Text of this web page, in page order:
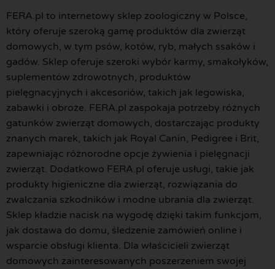
FERA.pl to internetowy sklep zoologiczny w Polsce,
który oferuje szeroką gamę produktów dla zwierząt
domowych, w tym psów, kotów, ryb, małych ssaków i
gadów. Sklep oferuje szeroki wybór karmy, smakołyków,
suplementów zdrowotnych, produktów
pielęgnacyjnych i akcesoriów, takich jak legowiska,
zabawki i obroże. FERA.pl zaspokaja potrzeby różnych
gatunków zwierząt domowych, dostarczając produkty
znanych marek, takich jak Royal Canin, Pedigree i Brit,
zapewniając różnorodne opcje żywienia i pielęgnacji
zwierząt. Dodatkowo FERA.pl oferuje usługi, takie jak
produkty higieniczne dla zwierząt, rozwiązania do
zwalczania szkodników i modne ubrania dla zwierząt.
Sklep kładzie nacisk na wygodę dzięki takim funkcjom,
jak dostawa do domu, śledzenie zamówień online i
wsparcie obsługi klienta. Dla właścicieli zwierząt
domowych zainteresowanych poszerzeniem swojej